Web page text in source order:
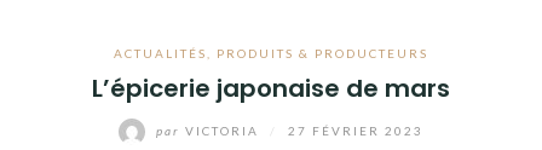
ACTUALITÉS PRODUITS & PRODUCTEURS
L’épicerie japonaise de mars
par VICTORIA 27 FÉVRIER 2023